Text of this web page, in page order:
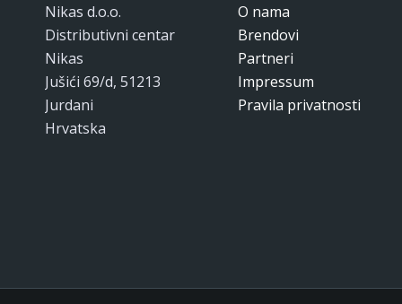
Nikas d.o.o.
Distributivni centar
Nikas
Jušići 69/d, 51213
Jurdani
Hrvatska
O nama
Brendovi
Partneri
Impressum
Pravila privatnosti